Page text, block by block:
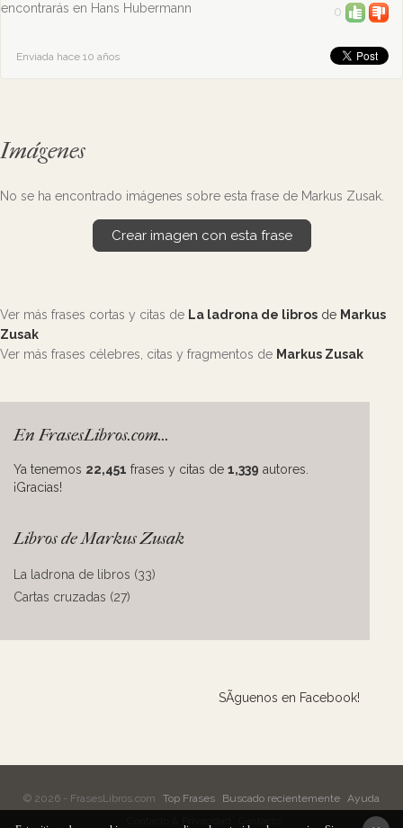
encontrarás en Hans Hubermann
0
Enviada hace 10 años
Imágenes
No se ha encontrado imágenes sobre esta frase de Markus Zusak.
Crear imagen con esta frase
Ver más frases cortas y citas de La ladrona de libros de Markus
Zusak
Ver más frases célebres, citas y fragmentos de Markus Zusak
En FrasesLibros.com...
Ya tenemos 22,451 frases y citas de 1,339 autores.
¡Gracias!
Libros de Markus Zusak
La ladrona de libros (33)
Cartas cruzadas (27)
SÃ­guenos en Facebook!
© 2026 - FrasesLibros.com Top Frases Buscado recientemente Ayuda